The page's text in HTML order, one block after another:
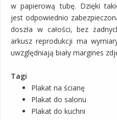
w papierową tubę. Dzięki
jest odpowiednio
doszła w całości, bez
arkusz reprodukcji ma
uwzględniają biały margines
Tagi
Plakat na ścianę
Plakat do salonu
Plakat do kuchni